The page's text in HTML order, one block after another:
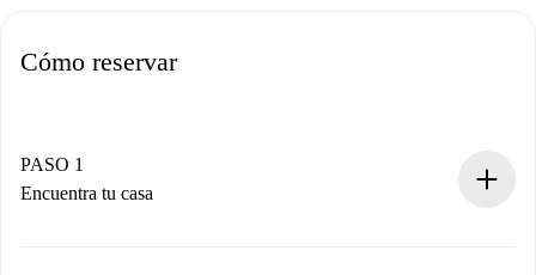
Cómo reservar
PASO 1
Encuentra tu casa